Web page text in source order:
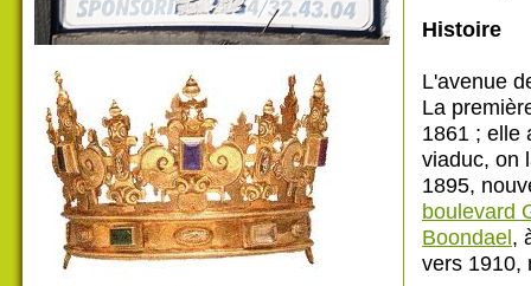
Histoire
L'avenue
La
1861 ; elle
viaduc, on
1895,
boulevard
Boondael,
vers 1910,